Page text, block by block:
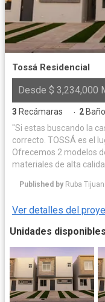
Tossá Residencial
Desde $ 3,234,000
3 Recámaras · 2
"Si estas buscando la
correcto. TOSSÁ es el
Ofrecemos 2 modelos
materiales de alta
disfruta de tu nuevo
Published by Ruba
Ver detalles del
Unidades